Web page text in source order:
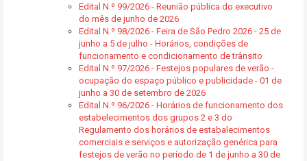
Edital N.º 99/2026 - Reunião pública do executivo
do mês de junho de 2026
Edital N.º 98/2026 - Feira de São Pedro 2026 - 25 de
junho a 5 de julho - Horários, condições de
funcionamento e condicionamento de trânsito
Edital N.º 97/2026 - Festejos populares de verão -
ocupação do espaço público e publicidade - 01 de
junho a 30 de setembro de 2026
Edital N.º 96/2026 - Horários de funcionamento dos
estabelecimentos dos grupos 2 e 3 do
Regulamento dos horários de estabalecimentos
comerciais e serviços e autorização genérica para
festejos de verão no período de 1 de junho a 30 de